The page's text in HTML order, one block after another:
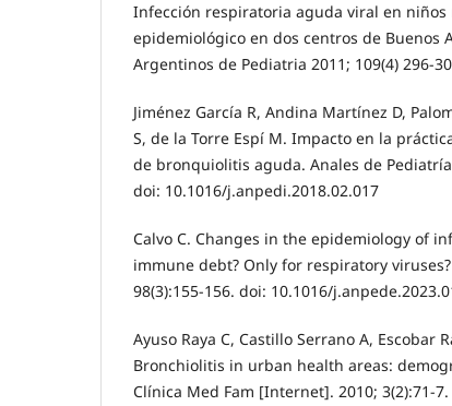
Infección respiratoria aguda viral en niños
epidemiológico en dos centros de Buenos
Argentinos de Pediatria 2011; 109(4) 296-
Jiménez García R, Andina Martínez D,
S, de la Torre Espí M. Impacto en la
de bronquiolitis aguda. Anales de
doi: 10.1016/j.anpedi.2018.02.017
Calvo C. Changes in the epidemiology of
immune debt? Only for respiratory
98(3):155-156. doi: 10.1016/
Ayuso Raya C, Castillo Serrano A, Escobar
Bronchiolitis in urban health areas:
Clínica Med Fam [Internet]. 2010; 3(2):71-